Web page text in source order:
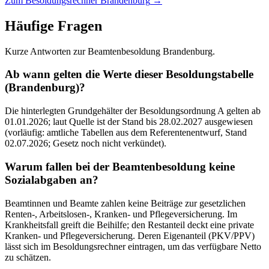
Häufige Fragen
Kurze Antworten zur Beamtenbesoldung Brandenburg.
Ab wann gelten die Werte dieser Besoldungstabelle
(Brandenburg)?
Die hinterlegten Grundgehälter der Besoldungsordnung A gelten ab
01.01.2026; laut Quelle ist der Stand bis 28.02.2027 ausgewiesen
(vorläufig: amtliche Tabellen aus dem Referentenentwurf, Stand
02.07.2026; Gesetz noch nicht verkündet).
Warum fallen bei der Beamtenbesoldung keine
Sozialabgaben an?
Beamtinnen und Beamte zahlen keine Beiträge zur gesetzlichen
Renten-, Arbeitslosen-, Kranken- und Pflegeversicherung. Im
Krankheitsfall greift die Beihilfe; den Restanteil deckt eine private
Kranken- und Pflegeversicherung. Deren Eigenanteil (PKV/PPV)
lässt sich im Besoldungsrechner eintragen, um das verfügbare Netto
zu schätzen.